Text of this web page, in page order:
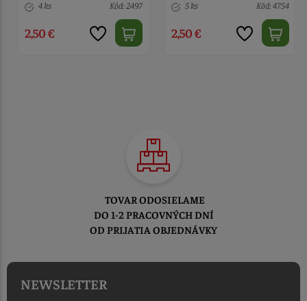
4 ks Kód: 2497
2,50 €
5 ks Kód: 4754
2,50 €
TOVAR ODOSIELAME
DO 1-2 PRACOVNÝCH DNÍ
OD PRIJATIA OBJEDNÁVKY
NEWSLETTER